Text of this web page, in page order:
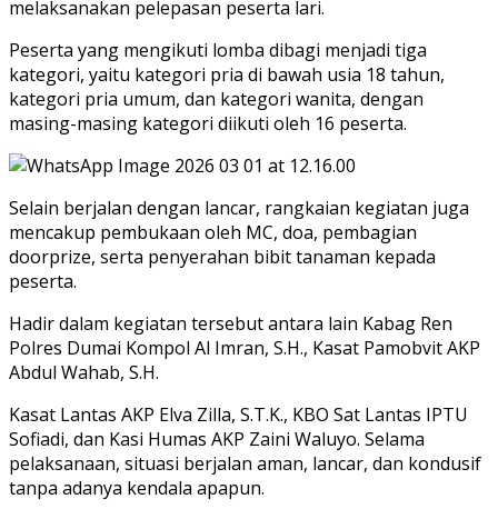
melaksanakan pelepasan peserta lari.
Peserta yang mengikuti lomba dibagi menjadi tiga
kategori, yaitu kategori pria di bawah usia 18 tahun,
kategori pria umum, dan kategori wanita, dengan
masing-masing kategori diikuti oleh 16 peserta.
Selain berjalan dengan lancar, rangkaian kegiatan juga
mencakup pembukaan oleh MC, doa, pembagian
doorprize, serta penyerahan bibit tanaman kepada
peserta.
Hadir dalam kegiatan tersebut antara lain Kabag Ren
Polres Dumai Kompol Al Imran, S.H., Kasat Pamobvit AKP
Abdul Wahab, S.H.
Kasat Lantas AKP Elva Zilla, S.T.K., KBO Sat Lantas IPTU
Sofiadi, dan Kasi Humas AKP Zaini Waluyo. Selama
pelaksanaan, situasi berjalan aman, lancar, dan kondusif
tanpa adanya kendala apapun.